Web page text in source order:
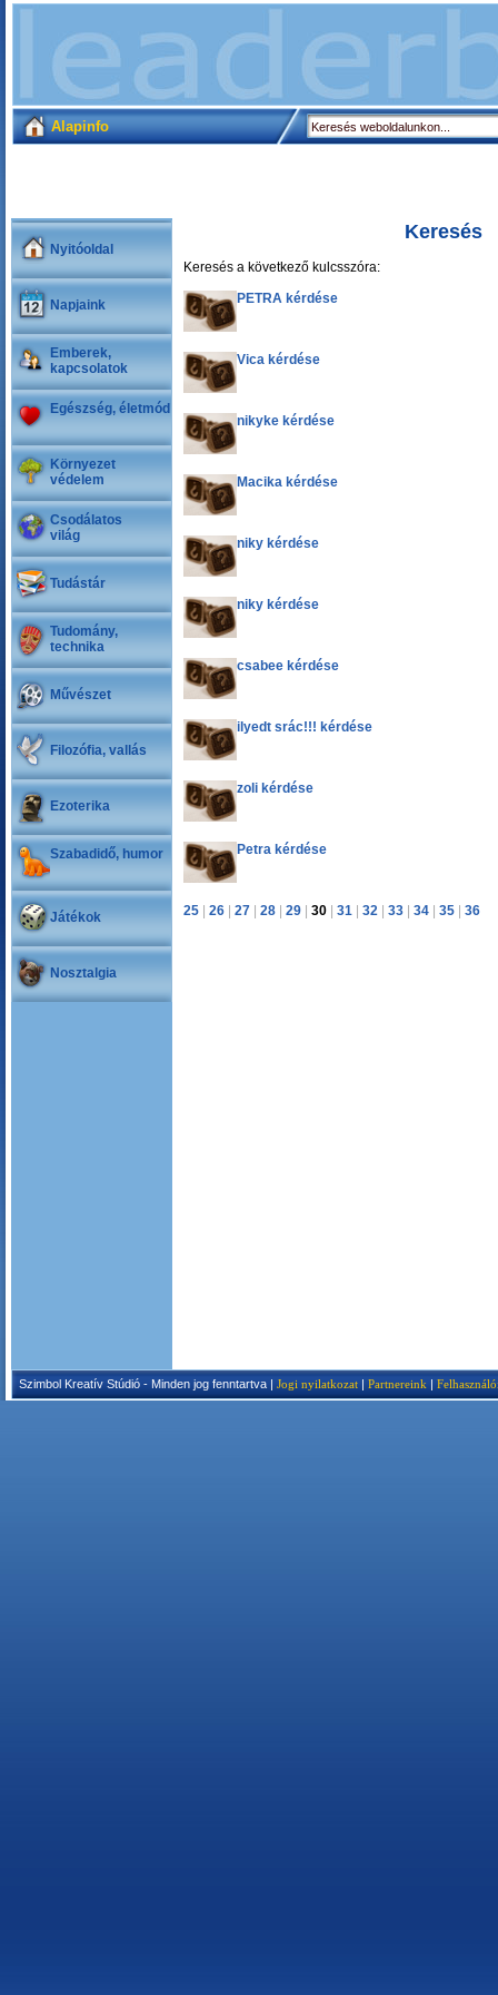
Alapinfo
Nyitóoldal
Napjaink
Emberek,
kapcsolatok
Egészség, életmód
Környezet
védelem
Csodálatos
világ
Tudástár
Tudomány,
technika
Művészet
Filozófia, vallás
Ezoterika
Szabadidő, humor
Játékok
Nosztalgia
Keresés
Keresés a következő kulcsszóra:
PETRA kérdése
Vica kérdése
nikyke kérdése
Macika kérdése
niky kérdése
niky kérdése
csabee kérdése
ilyedt srác!!! kérdése
zoli kérdése
Petra kérdése
25 26 27 28 29 30 31 32 33 34 35 36
Szimbol Kreatív Stúdió - Minden jog fenntartva | Jogi nyilatkozat | Partnereink |